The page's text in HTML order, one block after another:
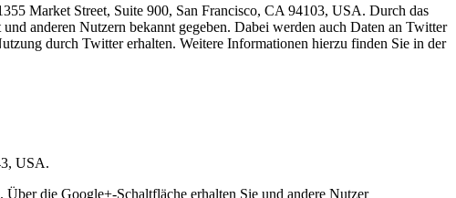
Market Street, Suite 900, San Francisco, CA 94103, USA. Durch das
anderen Nutzern bekannt gegeben. Dabei werden auch Daten an Twitter
durch Twitter erhalten. Weitere Informationen hierzu finden Sie in der
USA.
die Google+-Schaltfläche erhalten Sie und andere Nutzer